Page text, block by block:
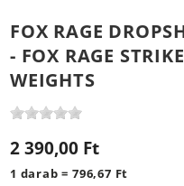
FOX RAGE
- FOX RAGE
WEIGHTS
2 390,00 Ft
1 darab = 796,67 Ft